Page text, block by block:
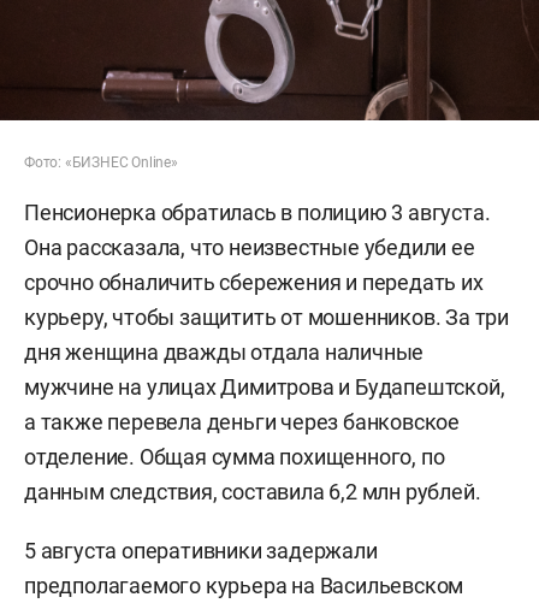
Фото: «БИЗНЕС Online»
Пенсионерка обратилась в полицию 3 августа.
Она рассказала, что неизвестные убедили ее
срочно обналичить сбережения и передать их
курьеру, чтобы защитить от мошенников. За три
дня женщина дважды отдала наличные
мужчине на улицах Димитрова и Будапештской,
а также перевела деньги через банковское
отделение. Общая сумма похищенного, по
данным следствия, составила 6,2 млн рублей.
5 августа оперативники задержали
предполагаемого курьера на Васильевском